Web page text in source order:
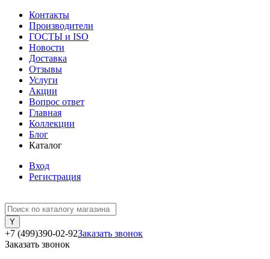
Контакты
Производители
ГОСТЫ и ISO
Новости
Доставка
Отзывы
Услуги
Акции
Вопрос ответ
Главная
Коллекции
Блог
Каталог
Вход
Регистрация
+7 (499)390-02-92Заказать звонок
Заказать звонок